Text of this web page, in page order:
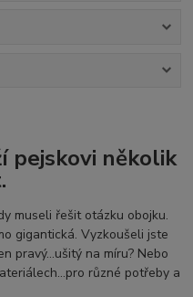
pejskovi několik
museli řešit otázku obojku.
gigantická. Vyzkoušeli jste
pravý...ušitý na míru? Nebo
různé potřeby a